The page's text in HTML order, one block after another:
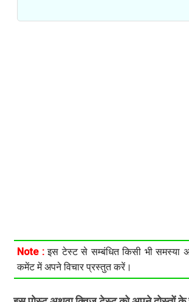
Note :इस टेस्ट से सम्बंधित किसी भी समस्या
कमेंट में अपने विचार प्रस्तुत करें।